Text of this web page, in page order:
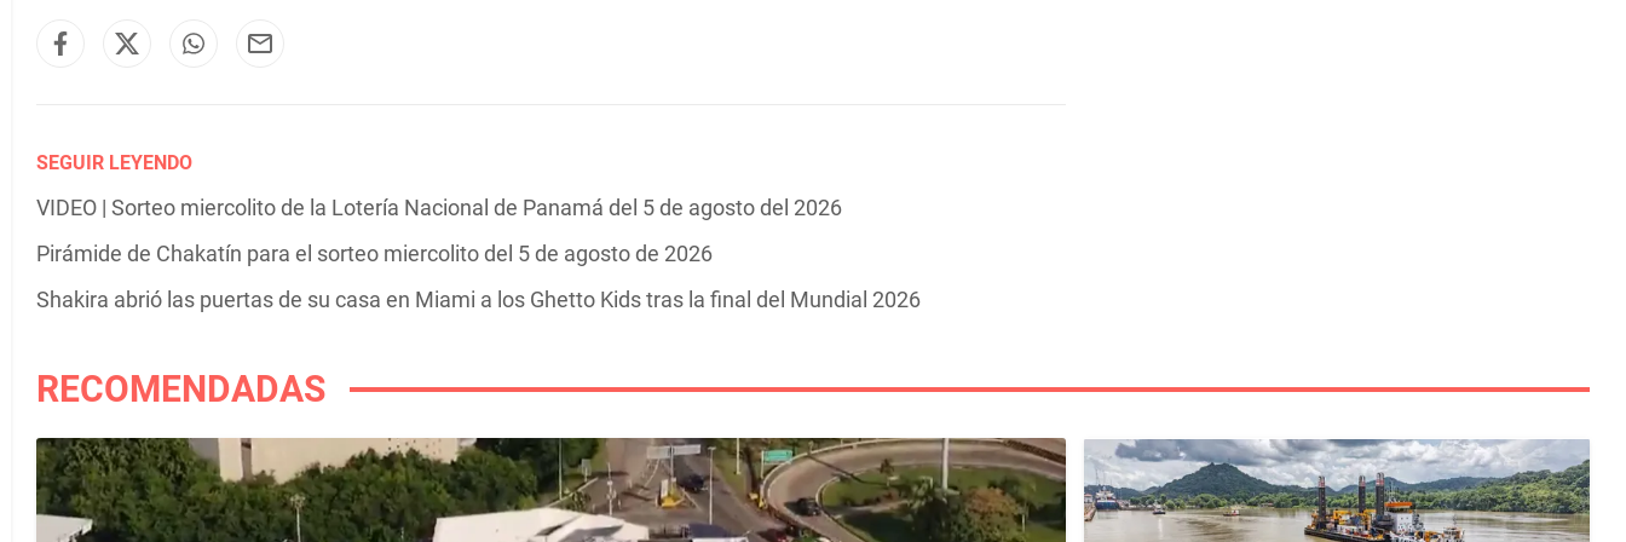
SEGUIR LEYENDO
VIDEO | Sorteo miercolito de la Lotería Nacional de Panamá del 5 de agosto del 2026
Pirámide de Chakatín para el sorteo miercolito del 5 de agosto de 2026
Shakira abrió las puertas de su casa en Miami a los Ghetto Kids tras la final del Mundial 2026
RECOMENDADAS